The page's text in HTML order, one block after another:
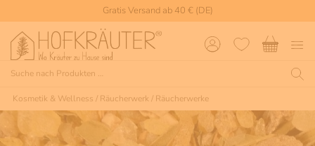
Gratis Versand ab 40 € (DE)
Kosmetik & Wellness / Räucherwerk / Räucherwerke